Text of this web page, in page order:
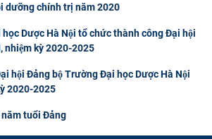
dưỡng chính trị năm 2020
Dược Hà Nội tổ chức thành công Đại hội
nhiệm kỳ 2020-2025
hội Đảng bộ Trường Đại học Dược Hà Nội
2020-2025
tuổi Đảng